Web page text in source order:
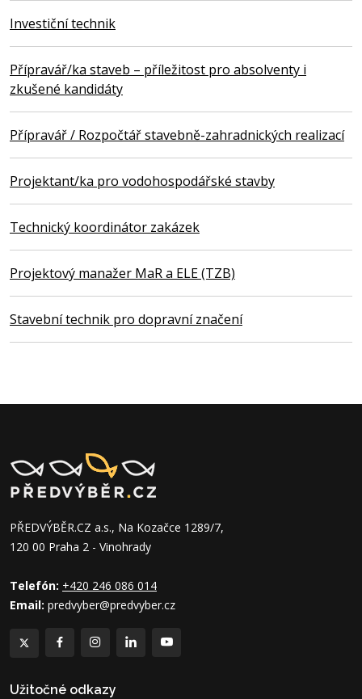
Investiční technik
Přípravář/ka staveb – příležitost pro absolventy i
zkušené kandidáty
Přípravář / Rozpočtář stavebně-zahradnických realizací
Projektant/ka pro vodohospodářské stavby
Technický koordinátor zakázek
Projektový manažer MaR a ELE (TZB)
Stavební technik pro dopravní značení
PŘEDVÝBĚR.CZ a.s., Na Kozačce 1289/7,
120 00 Praha 2 - Vinohrady
Telefón: +420 246 086 014
Email: predvyber@predvyber.cz
Užitočné odkazy